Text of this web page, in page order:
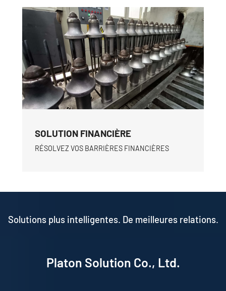
SOLUTION FINANCIÈRE
RÉSOLVEZ VOS BARRIÈRES FINANCIÈRES
Solutions plus intelligentes. De meilleures relations.
Platon Solution Co., Ltd.